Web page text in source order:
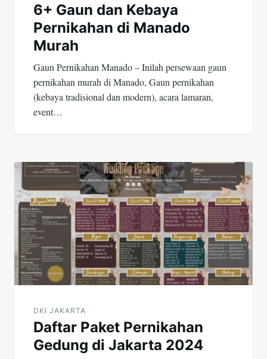
6+ Gaun dan Kebaya
Pernikahan di Manado
Murah
Gaun Pernikahan Manado – Inilah persewaan gaun
pernikahan murah di Manado, Gaun pernikahan
(kebaya tradisional dan modern), acara lamaran,
event…
DKI JAKARTA
Daftar Paket Pernikahan
Gedung di Jakarta 2024